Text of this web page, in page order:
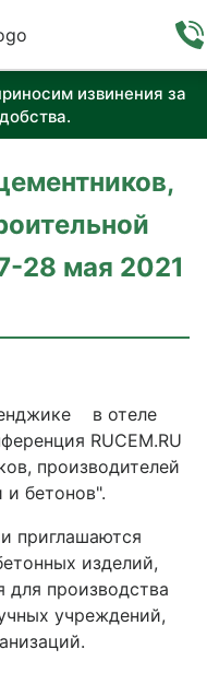
извинения за
28 мая 2021
в отеле
RUCEM.RU
производителей
бетонов".
приглашаются
изделий,
для производства
учреждений,